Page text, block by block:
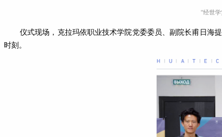
“经世
仪式现场 ，克拉玛依职业技术学院党委委员、副院长甫日海提
时刻。